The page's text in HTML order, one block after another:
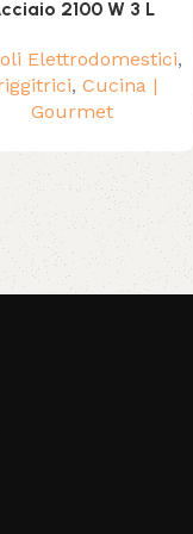
2100 W 3 L
Elettrodomestici,
, Cucina |
Gourmet